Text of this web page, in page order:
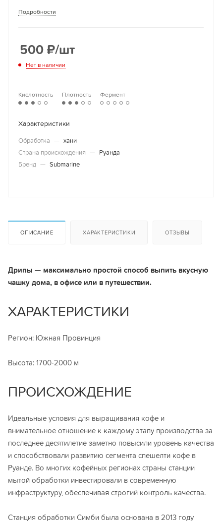
Подробности
500 ₽/шт
Нет в наличии
Кислотность Плотность Фермент
Характеристики
Обработка — хани
Страна происхождения — Руанда
Бренд — Submarine
ОПИСАНИЕ ХАРАКТЕРИСТИКИ ОТЗЫВЫ
Дрипы — максимально простой способ выпить вкусную
чашку дома, в офисе или в путешествии.
ХАРАКТЕРИСТИКИ
Регион: Южная Провинция
Высота: 1700-2000 м
ПРОИСХОЖДЕНИЕ
Идеальные условия для выращивания кофе и
внимательное отношение к каждому этапу производства за
последнее десятилетие заметно повысили уровень качества
и способствовали развитию сегмента спешелти кофе в
Руанде. Во многих кофейных регионах страны станции
мытой обработки инвестировали в современную
инфраструктуру, обеспечивая строгий контроль качества.
Станция обработки Симби была основана в 2013 году